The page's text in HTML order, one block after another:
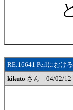
RE:16641 Perlにおけ
kikuto さん 04/02/12